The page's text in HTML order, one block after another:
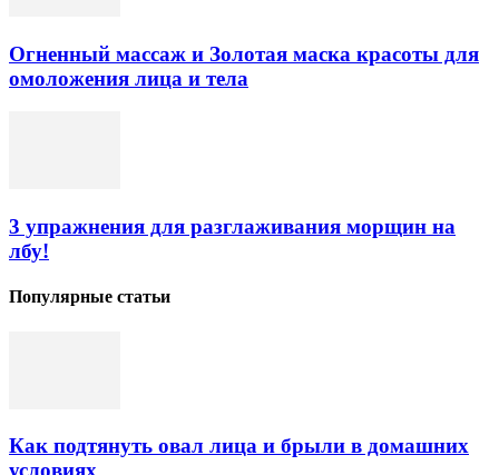
Огненный массаж и Золотая маска красоты для
омоложения лица и тела
3 упражнения для разглаживания морщин на
лбу!
Популярные статьи
Как подтянуть овал лица и брыли в домашних